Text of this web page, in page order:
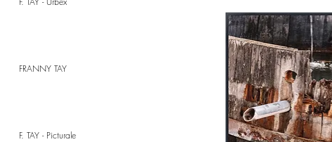
FRANNY TAY
F. TAY - Picturale